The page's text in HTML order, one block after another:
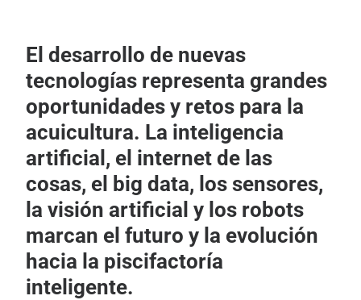
El desarrollo de nuevas
tecnologías representa grandes
oportunidades y retos para la
acuicultura. La inteligencia
artificial, el internet de las
cosas, el big data, los sensores,
la visión artificial y los robots
marcan el futuro y la evolución
hacia la piscifactoría
inteligente.